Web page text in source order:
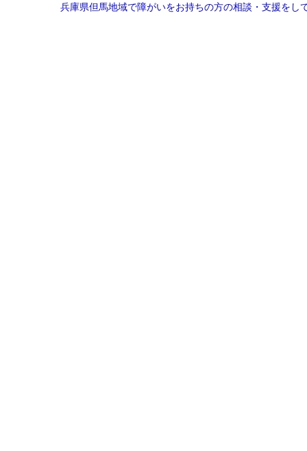
兵庫県但馬地域で障がいをお持ちの方の相談・支援をし